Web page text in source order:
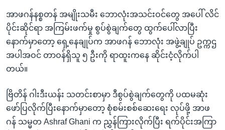
ရှာဖွေ
ရန်
နေရာ
သို့
ကျော်
ဘာသာစကားများ
အာဖဂန်နစ္စတန် အမျိုးသမီး ဘောလုံးအသင်းဝင်တွေ အပေါ် လိင်
ပိုင်းဆိုင်ရာ အကြမ်းဖက်မှု စွပ်စွဲချက်တွေ ထွက်ပေါ်လာပြီး
နောက်မှာတော့ ရှေ့နေချုပ်က အာဖဂန် ဘောလုံး အဖွဲ့ချုပ် ဥက္ကဌ
အပါအဝင် တာဝန်ရှိသူ ၅ ဦးကို ရာထူးကနေ ဆိုင်းငံ့လိုက်ပါ
တယ်။
ဗြိတိန် ဂါးဒီးယန်း သတင်းစာမှာ ဒီစွပ်စွဲချက်တွေကို ပထမဆုံး
ဖော်ပြလိုက်ပြီးနောက်မှာတော့ စုံစမ်းစစ်ဆေးရေး လုပ်ဖို့ အာဖ
ဂန် သမ္မတ Ashraf Ghani က ညွှန်ကြားလိုက်ပြီး ရက်ပိုင်းအကြာ